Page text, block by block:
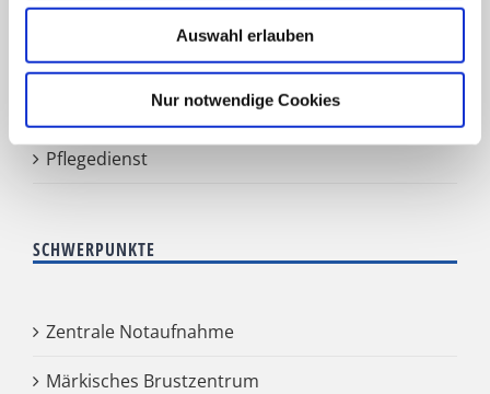
Auswahl erlauben
Nur notwendige Cookies
Frauenklinik
Klinik für Geriatrie
HNO Belegabteilung
Pflegedienst
SCHWERPUNKTE
Zentrale Notaufnahme
Märkisches Brustzentrum